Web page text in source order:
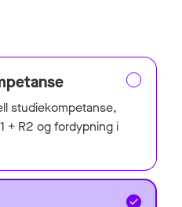
studiekompetanse,
+ R2 og fordypning i